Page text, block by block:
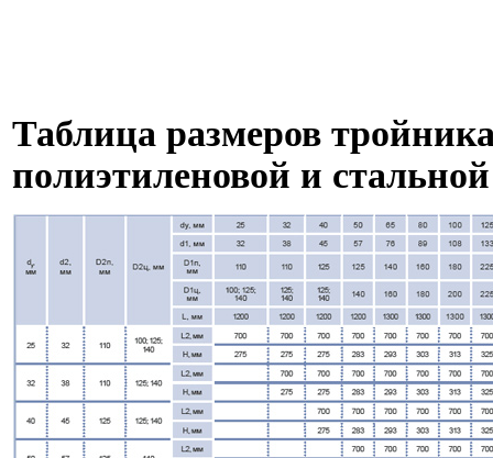
Таблица размеров
полиэтиленовой и